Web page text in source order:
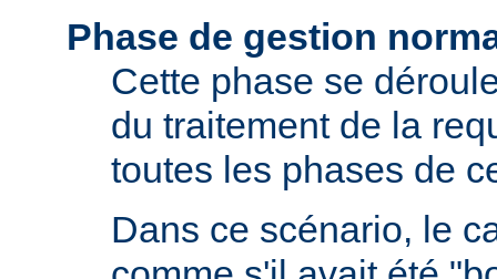
Phase de gestion
Cette phase se
du traitement de la
toutes les phases de
Dans ce scénario, le